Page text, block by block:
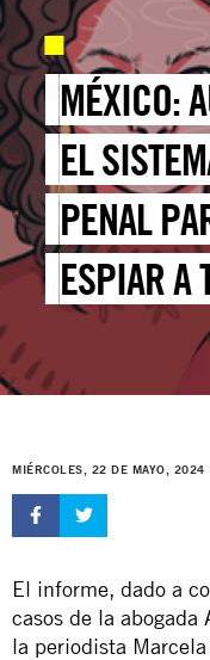
MÉXICO:
EL
PENAL
ESPIAR A
HUMANOS
MIÉRCOLES, 22 DE MAYO, 2024
El informe, dado a
casos de la abogada
la periodista